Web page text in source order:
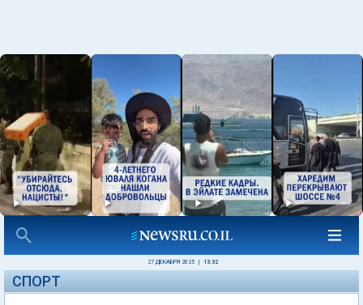
27 ДЕКАБРЯ 2025 13:32
СПОРТ